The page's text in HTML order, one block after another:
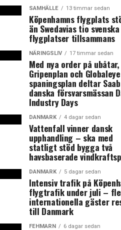
SAMHÄLLE 13 timmar sedan
Köpenhamns flygplats
än Swedavias tio svenska
flygplatser tillsammans
NÄRINGSLIV 17 timmar sedan
Med nya order på ubåtar,
Gripenplan och Globaleye
spaningsplan deltar
danska försvarsmässan
Industry Days
DANMARK 4 dagar sedan
Vattenfall vinner dansk
upphandling – ska med
statligt stöd bygga två
havsbaserade
DANMARK 5 dagar sedan
Intensiv trafik på
flygtrafik under juli –
internationella gäster
till Danmark
FEHMARN 6 dagar sedan